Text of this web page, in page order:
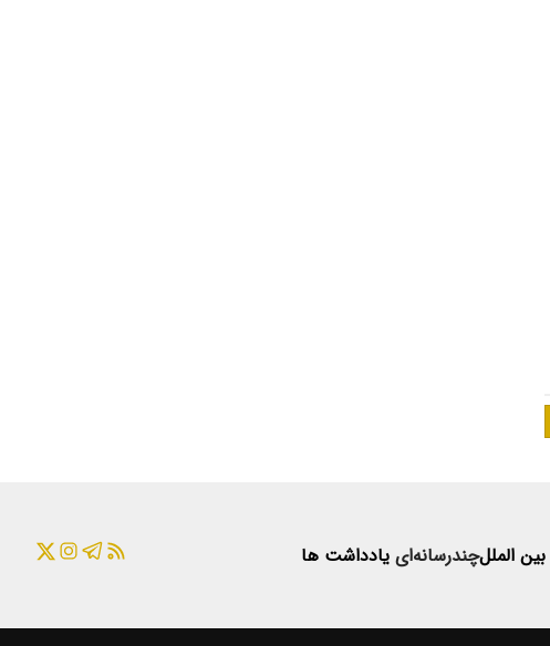
بین المللچندرسانه‌ای یادداشت ها